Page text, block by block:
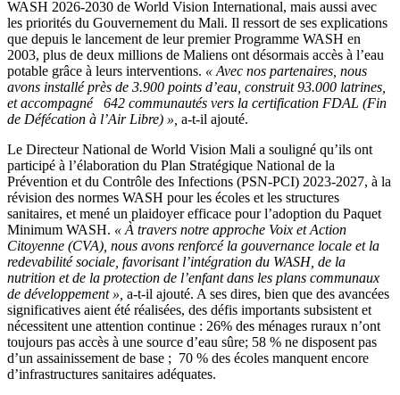
WASH 2026-2030 de World Vision International, mais aussi avec
les priorités du Gouvernement du Mali. Il ressort de ses explications
que depuis le lancement de leur premier Programme WASH en
2003, plus de deux millions de Maliens ont désormais accès à l’eau
potable grâce à leurs interventions. « Avec nos partenaires, nous
avons installé près de 3.900 points d’eau, construit 93.000 latrines,
et accompagné 642 communautés vers la certification FDAL (Fin
de Défécation à l’Air Libre) », a-t-il ajouté.
Le Directeur National de World Vision Mali a souligné qu’ils ont
participé à l’élaboration du Plan Stratégique National de la
Prévention et du Contrôle des Infections (PSN-PCI) 2023-2027, à la
révision des normes WASH pour les écoles et les structures
sanitaires, et mené un plaidoyer efficace pour l’adoption du Paquet
Minimum WASH. « À travers notre approche Voix et Action
Citoyenne (CVA), nous avons renforcé la gouvernance locale et la
redevabilité sociale, favorisant l’intégration du WASH, de la
nutrition et de la protection de l’enfant dans les plans communaux
de développement », a-t-il ajouté. A ses dires, bien que des avancées
significatives aient été réalisées, des défis importants subsistent et
nécessitent une attention continue : 26% des ménages ruraux n’ont
toujours pas accès à une source d’eau sûre; 58 % ne disposent pas
d’un assainissement de base ; 70 % des écoles manquent encore
d’infrastructures sanitaires adéquates.